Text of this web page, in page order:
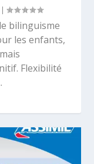
|
bilinguisme
les enfants,
Flexibilité